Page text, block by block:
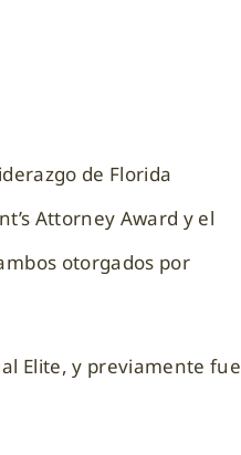
de Florida
Attorney Award y el
otorgados por
Elite, y previamente fue